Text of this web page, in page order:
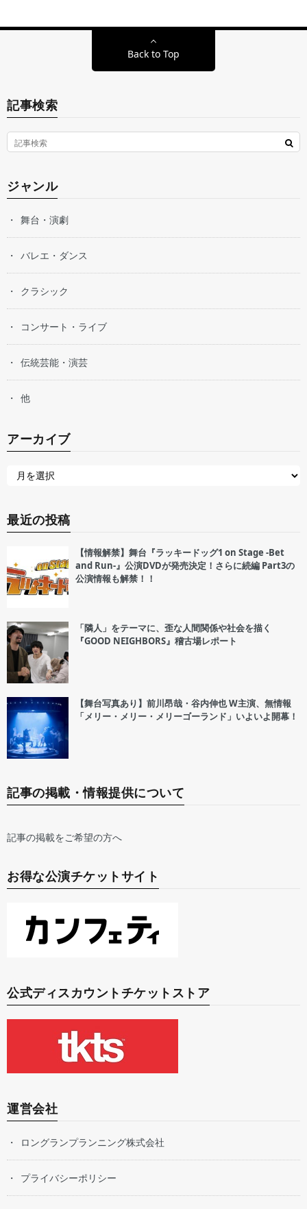
Back to Top
記事検索
ジャンル
舞台・演劇
バレエ・ダンス
クラシック
コンサート・ライブ
伝統芸能・演芸
他
アーカイブ
最近の投稿
【情報解禁】舞台『ラッキードッグ1 on Stage -Bet
and Run-』公演DVDが発売決定！さらに続編 Part3の
公演情報も解禁！！
「隣人」をテーマに、歪な人間関係や社会を描く
『GOOD NEIGHBORS』稽古場レポート
【舞台写真あり】前川昂哉・谷内伸也 W主演、無情報
「メリー・メリー・メリーゴーランド」いよいよ開幕！
記事の掲載・情報提供について
記事の掲載をご希望の方へ
お得な公演チケットサイト
公式ディスカウントチケットストア
運営会社
ロングランプランニング株式会社
プライバシーポリシー